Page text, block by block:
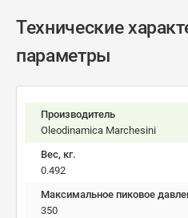
Технические
параметры
Производитель
Oleodinamica Marchesini
Вес, кг.
0.492
Максимальное пиковое
350